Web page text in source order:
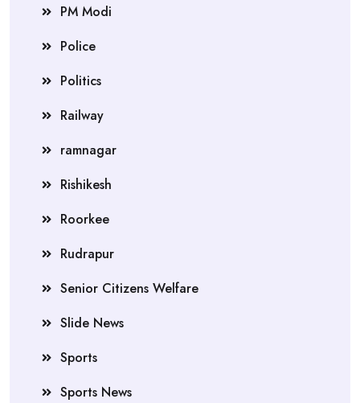
PM Modi
Police
Politics
Railway
ramnagar
Rishikesh
Roorkee
Rudrapur
Senior Citizens Welfare
Slide News
Sports
Sports News